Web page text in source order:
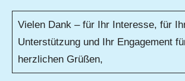
Vielen Dank – für Ihr Interesse, für
Unterstützung und Ihr Engagement
herzlichen Grüßen,